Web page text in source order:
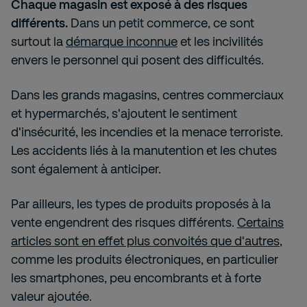
Chaque magasin est exposé à des risques
différents. Dans un petit commerce, ce sont
surtout ladémarque inconnueet les incivilités
envers le personnel qui posent des difficultés.
Dans les grands magasins, centres commerciaux
et hypermarchés, s'ajoutent le sentiment
d'insécurité, les incendies et la menace terroriste.
Les accidents liés à la manutention et les chutes
sont également à anticiper.
Par ailleurs, les types de produits proposés à la
vente engendrent des risques différents. Certains
articles sont en effet plus convoités que d'autres,
comme les produits électroniques, en particulier
les smartphones, peu encombrants et à forte
valeur ajoutée.